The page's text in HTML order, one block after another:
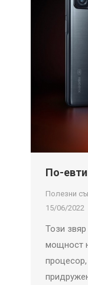
По-
Полезни
15/06/2022
Този
мощност